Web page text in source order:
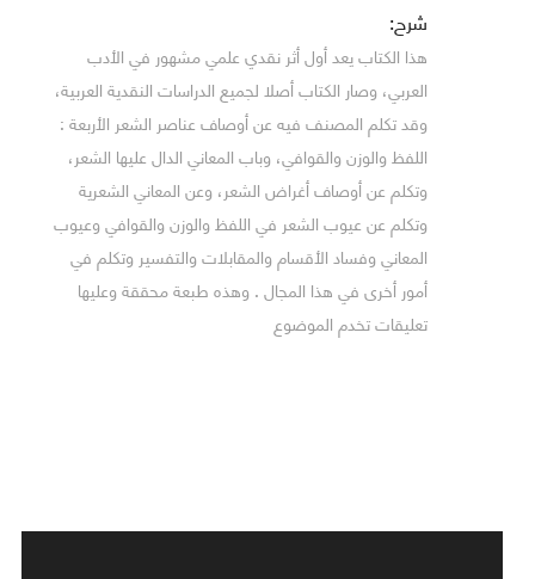
شرح:
هذا الكتاب يعد أول أثر نقدي علمي مشهور في الأدب
العربي، وصار الكتاب أصلا لجميع الدراسات النقدية العربية،
وقد تكلم المصنف فيه عن أوصاف عناصر الشعر الأربعة :
اللفظ والوزن والقوافي، وباب المعاني الدال عليها الشعر،
وتكلم عن أوصاف أغراض الشعر، وعن المعاني الشعرية
وتكلم عن عيوب الشعر في اللفظ والوزن والقوافي وعيوب
المعاني وفساد الأقسام والمقابلات والتفسير وتكلم في
أمور أخرى في هذا المجال . وهذه طبعة محققة وعليها
تعليقات تخدم الموضوع